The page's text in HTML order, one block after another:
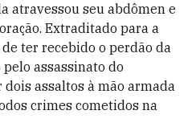
atravessou seu abdômen e
Extraditado para a
ter recebido o perdão da
assassinato do
assaltos à mão armada
crimes cometidos na